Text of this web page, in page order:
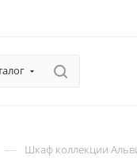
— Шкаф коллекции